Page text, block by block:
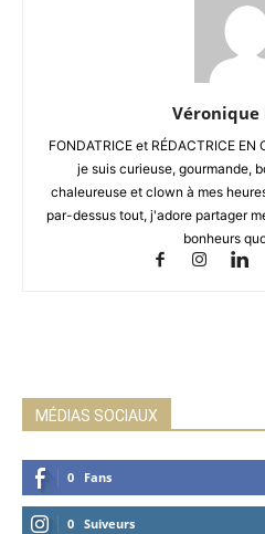
Véronique
FONDATRICE et RÉDACTRICE
je suis curieuse, gourmande,
chaleureuse et clown à mes
par-dessus tout, j'adore partager
bonheurs
MÉDIAS SOCIAUX
0 Fans
0 Suiveurs